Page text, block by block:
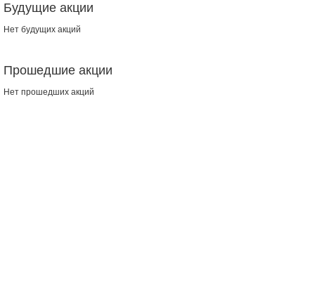
Будущие акции
Нет будущих акций
Прошедшие акции
Нет прошедших акций